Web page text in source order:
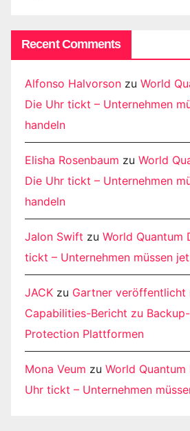
Recent Comments
Alfonso Halvorson zu World
Die Uhr tickt – Unternehmen
handeln
Elisha Rosenbaum zu World
Die Uhr tickt – Unternehmen
handeln
Jalon Swift zu World Quantum
tickt – Unternehmen müssen
JACK zu Gartner veröffentlicht
Capabilities-Bericht zu
Protection Plattformen
Mona Veum zu World
Uhr tickt – Unternehmen